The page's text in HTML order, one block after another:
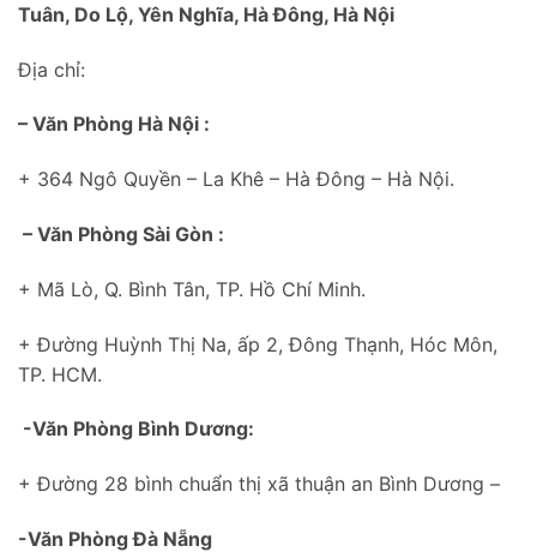
Tuân, Do Lộ, Yên Nghĩa, Hà Đông, Hà Nội
Địa chỉ:
– Văn Phòng Hà Nội :
+ 364 Ngô Quyền – La Khê – Hà Đông – Hà Nội.
– Văn Phòng Sài Gòn :
+ Mã Lò, Q. Bình Tân, TP. Hồ Chí Minh.
+ Đường Huỳnh Thị Na, ấp 2, Đông Thạnh, Hóc Môn,
TP. HCM.
-Văn Phòng Bình Dương:
+ Đường 28 bình chuẩn thị xã thuận an Bình Dương –
-Văn Phòng Đà Nẵng